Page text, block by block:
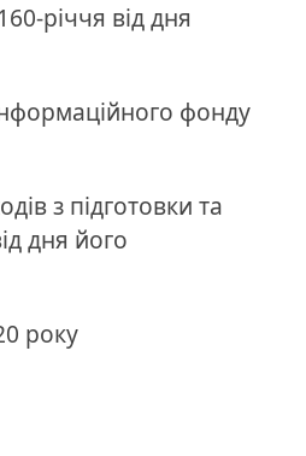
річчя від дня
фонду
з підготовки та
дня його
року